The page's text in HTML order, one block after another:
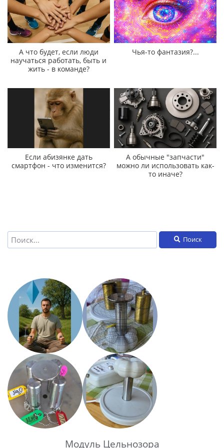
А что будет, если люди
научаться работать, быть и
жить - в команде?
Чья-то фантазия?...
Если абизянке дать
смартфон - что изменится?
А обычные "запчасти"
можно ли использовать как-
то иначе?
Поиск
Модуль Цельнозора